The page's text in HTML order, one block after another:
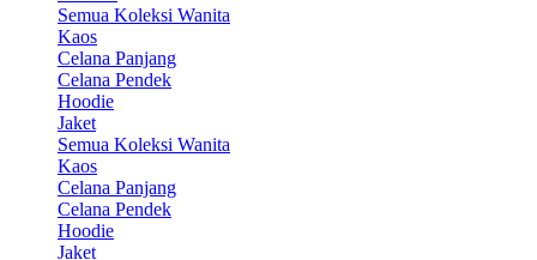
Semua Koleksi Wanita
Kaos
Celana Panjang
Celana Pendek
Hoodie
Jaket
Semua Koleksi Wanita
Kaos
Celana Panjang
Celana Pendek
Hoodie
Jaket